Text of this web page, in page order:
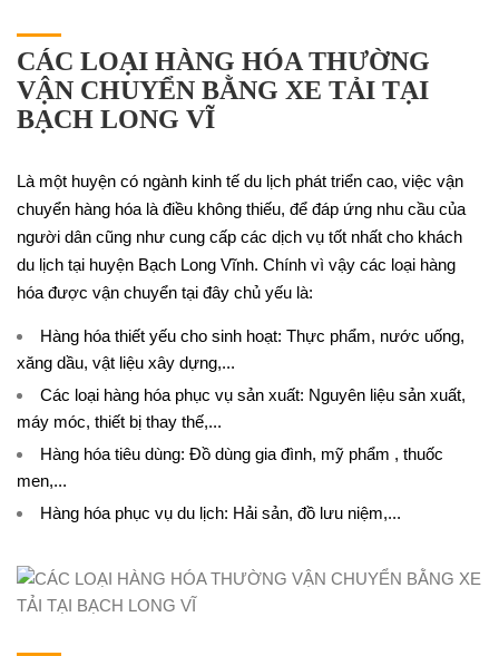
CÁC LOẠI HÀNG HÓA THƯỜNG
VẬN CHUYỂN BẰNG XE TẢI TẠI
BẠCH LONG VĨ
Là một huyện có ngành kinh tế du lịch phát triển cao, việc vận
chuyển hàng hóa là điều không thiếu, để đáp ứng nhu cầu của
người dân cũng như cung cấp các dịch vụ tốt nhất cho khách
du lịch tại huyện Bạch Long Vĩnh. Chính vì vậy các loại hàng
hóa được vận chuyển tại đây chủ yếu là:
Hàng hóa thiết yếu cho sinh hoạt: Thực phẩm, nước uống,
xăng dầu, vật liệu xây dựng,...
Các loại hàng hóa phục vụ sản xuất: Nguyên liệu sản xuất,
máy móc, thiết bị thay thế,...
Hàng hóa tiêu dùng: Đồ dùng gia đình, mỹ phẩm , thuốc
men,...
Hàng hóa phục vụ du lịch: Hải sản, đồ lưu niệm,...